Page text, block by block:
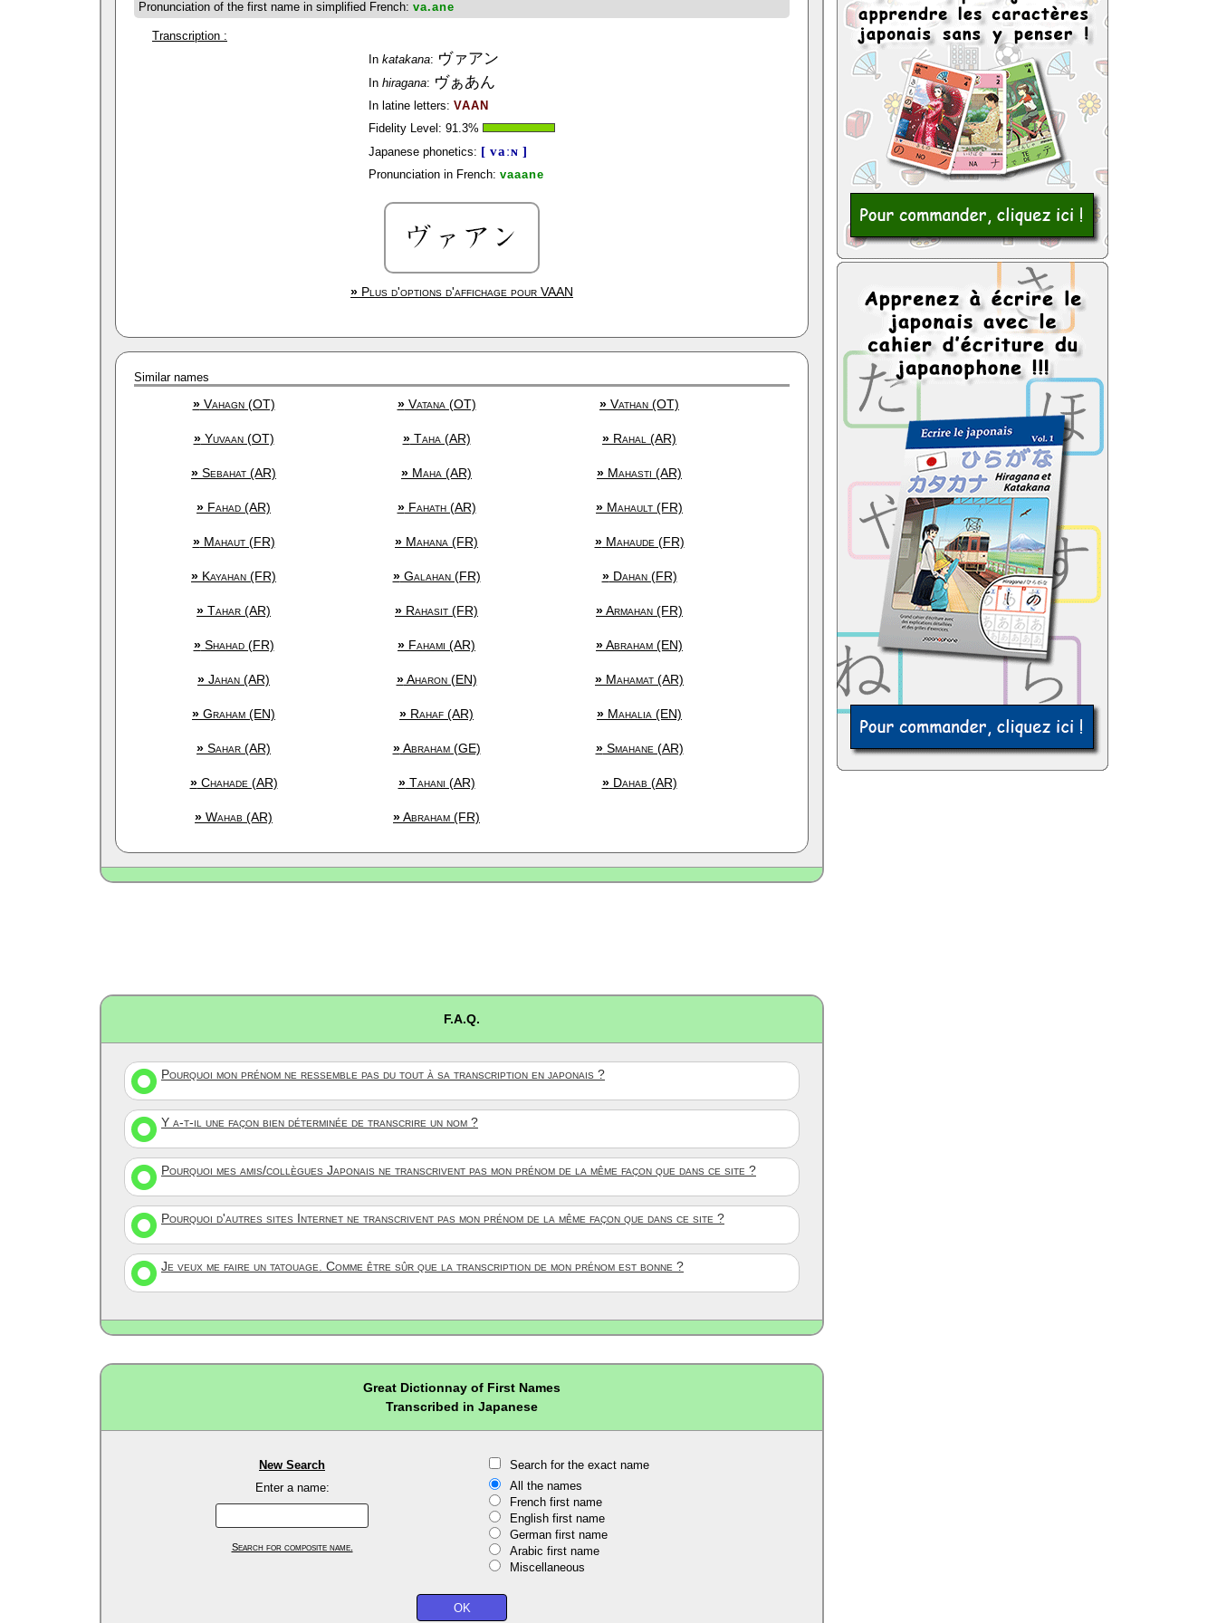
Pronunciation of the first name in simplified French: va.ane
Transcription :
In katakana: ヴァアン
In hiragana: ヴぁあん
In latine letters: VAAN
Fidelity Level: 91.3%
Japanese phonetics: [ vaːɴ ]
Pronunciation in French: vaaane
» Plus d'options d'affichage pour VAAN
Similar names
»Vahagn (OT) »Vatana (OT) » Vathan (OT)
»Yuvaan (OT) »Taha (AR) » Rahal (AR)
» Sebahat (AR) » Maha (AR) » Mahasti (AR)
» Fahad (AR) »Fahath (AR) » Mahault (FR)
»Mahaut (FR) » Mahana (FR) »Mahaude (FR)
» Kayahan (FR) »Galahan (FR) »Dahan (FR)
» Tahar (AR) » Rahasit (FR) »Armahan (FR)
»Shahad (FR) » Fahami (AR) »Abraham (EN)
» Jahan (AR) »Aharon (EN) » Mahamat (AR)
» Graham (EN) » Rahaf (AR) » Mahalia (EN)
» Sahar (AR) »Abraham (GE) »Smahane (AR)
»Chahade (AR) »Tahani (AR) »Dahab (AR)
» Wahab (AR) »Abraham (FR)
F.A.Q.
Pourquoi mon prénom ne ressemble pas du tout à sa transcription en japonais ?
Y a-t-il une façon bien déterminée de transcrire un nom ?
Pourquoi mes amis/collègues Japonais ne transcrivent pas mon prénom de la même façon que dans ce site ?
Pourquoi d'autres sites Internet ne transcrivent pas mon prénom de la même façon que dans ce site ?
Je veux me faire un tatouage. Comme être sûr que la transcription de mon prénom est bonne ?
Great Dictionnay of First Names
Transcribed in Japanese
New Search
Enter a name:
Search for composite name.
Search for the exact name
All the names
French first name
English first name
German first name
Arabic first name
Miscellaneous